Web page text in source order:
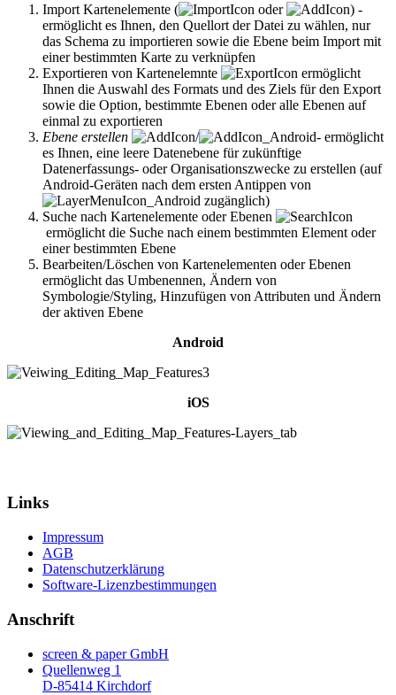
Import Kartenelemente (
oder
) -
ermöglicht es Ihnen, den Quellort der Datei zu wählen, nur
das Schema zu importieren sowie die Ebene beim Import mit
einer bestimmten Karte zu verknüpfen
Exportieren von Kartenelemnte
ermöglicht
Ihnen die Auswahl des Formats und des Ziels für den Export
sowie die Option, bestimmte Ebenen oder alle Ebenen auf
einmal zu exportieren
Ebene erstellen
/
- ermöglicht
es Ihnen, eine leere Datenebene für zukünftige
Datenerfassungs- oder Organisationszwecke zu erstellen (auf
Android-Geräten nach dem ersten Antippen von
zugänglich)
Suche nach Kartenelemente oder Ebenen
ermöglicht die Suche nach einem bestimmten Element oder
einer bestimmten Ebene
Bearbeiten/Löschen von Kartenelementen oder Ebenen
ermöglicht das Umbenennen, Ändern von
Symbologie/Styling, Hinzufügen von Attributen und Ändern
der aktiven Ebene
Android
iOS
Links
Impressum
AGB
Datenschutzerklärung
Software-Lizenzbestimmungen
Anschrift
screen & paper GmbH
Quellenweg 1
D-85414 Kirchdorf